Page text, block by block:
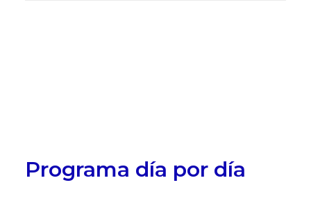
Programa día por día